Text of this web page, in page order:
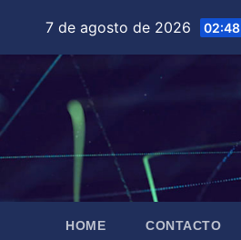
contenido
7 de agosto de 2026 02:48
HOME CONTACTO